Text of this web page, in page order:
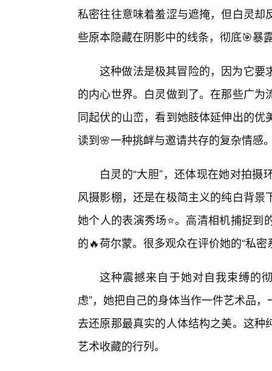
私密往往意味着羞涩与遮掩，但白灵
些原本隐藏在阴影中的线条，彻底🎯暴
这种做法是极其冒险的，因为它要
的内心世界。白灵做到了。在那些广
同起伏的山峦，看到她肢体延伸出的
读到🌸一种挑衅与邀请共存的复杂情感
白灵的“大胆”，还体现在她对拍
风摄影棚，还是在极简主义的纯白背
她个人的表演秀场⭐。高清相机捕捉
的🔥荷尔蒙。很多观众在评价她的“私密
这种震撼来自于她对自我束缚的
虑”，她把自己的身体当作一件艺术品
去还原那最真实的人体结构之美。这
艺术收藏的行列。